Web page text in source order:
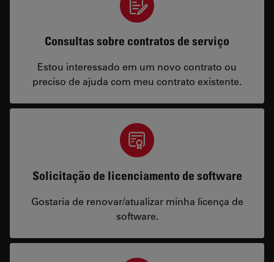
Consultas sobre contratos de serviço
Estou interessado em um novo contrato ou
preciso de ajuda com meu contrato existente.
Solicitação de licenciamento de software
Gostaria de renovar/atualizar minha licença de
software.